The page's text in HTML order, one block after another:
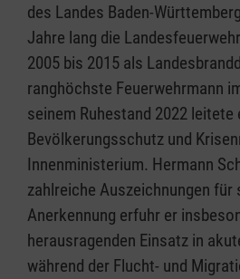
des Landes Baden-
Jahre lang die
2005 bis 2015 als
ranghöchste Feuerwehrmann
seinem Ruhestand 2022 leitete
Bevölkerungsschutz und
Innenministerium. Hermann
zahlreiche Auszeichnungen für
Anerkennung erfuhr er
herausragenden Einsatz in
während der Flucht- und